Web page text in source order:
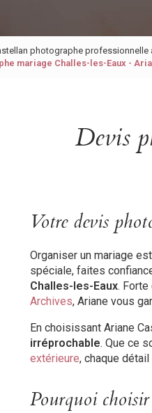
photographe professionnelle
mariage Challes-les-Eaux -
Devis
Votre devis
Organiser un mariage
spéciale, faites
Challes-les-Eaux.
Archives, Ariane vous
En choisissant Ariane
irréprochable. Que ce
extérieure, chaque
Pourquoi